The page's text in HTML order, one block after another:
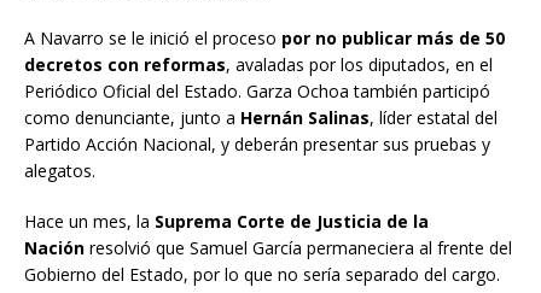
A Navarro se le inició el proceso por no publicar más de 50
decretos con reformas, avaladas por los diputados, en el
Periódico Oficial del Estado. Garza Ochoa también participó
como denunciante, junto a Hernán Salinas, líder estatal del
Partido Acción Nacional, y deberán presentar sus pruebas y
alegatos.
Hace un mes, la Suprema Corte de Justicia de la
Nación resolvió que Samuel García permaneciera al frente del
Gobierno del Estado, por lo que no sería separado del cargo.